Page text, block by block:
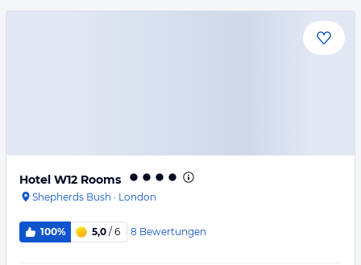
Hotel W12 Rooms
Shepherds Bush · London
100% 5,0 / 6 8 Bewertungen